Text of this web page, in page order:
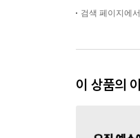
검색 페이지에
이 상품의